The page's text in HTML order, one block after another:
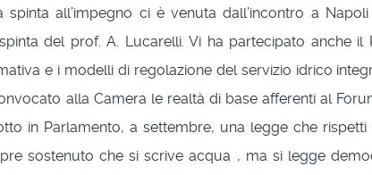
spinta all’impegno ci è venuta dall’incontro a
del prof. A. Lucarelli. Vi ha partecipato anche
e i modelli di regolazione del servizio idrico
alla Camera le realtà di base afferenti al
in Parlamento, a settembre, una legge che
sostenuto che si scrive acqua , ma si legge